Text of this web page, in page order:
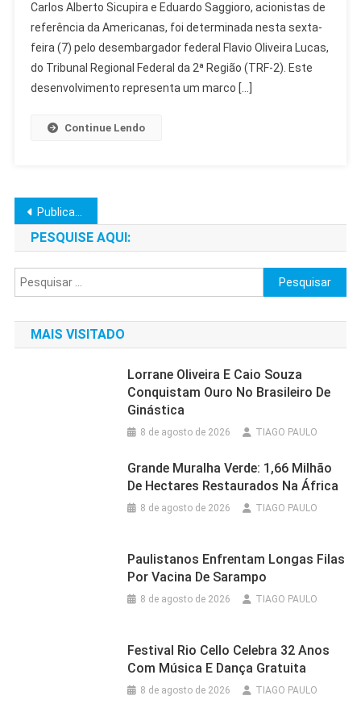
R$
54
Bi
De
Acionistas
Carlos Alberto Sicupira e Eduardo Saggioro, acionistas de
referência da Americanas, foi determinada nesta sexta-
feira (7) pelo desembargador federal Flavio Oliveira Lucas,
do Tribunal Regional Federal da 2ª Região (TRF-2). Este
desenvolvimento representa um marco […]
Continue Lendo
Navegação
por
posts
Publicações mais antigas
PESQUISE AQUI:
Pesquisar
por:
MAIS VISITADO
Lorrane Oliveira E Caio Souza
Conquistam Ouro No Brasileiro De
Ginástica
8 de agosto de 2026 TIAGO PAULO
Grande Muralha Verde: 1,66 Milhão
De Hectares Restaurados Na África
8 de agosto de 2026 TIAGO PAULO
Paulistanos Enfrentam Longas Filas
Por Vacina De Sarampo
8 de agosto de 2026 TIAGO PAULO
Festival Rio Cello Celebra 32 Anos
Com Música E Dança Gratuita
8 de agosto de 2026 TIAGO PAULO